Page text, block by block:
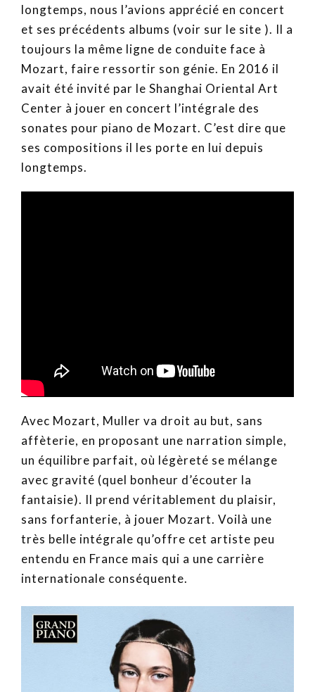
longtemps, nous l’avions apprécié en concert
et ses précédents albums (voir sur le site ). Il a
toujours la même ligne de conduite face à
Mozart, faire ressortir son génie. En 2016 il
avait été invité par le Shanghai Oriental Art
Center à jouer en concert l’intégrale des
sonates pour piano de Mozart. C’est dire que
ses compositions il les porte en lui depuis
longtemps.
Avec Mozart, Muller va droit au but, sans
affèterie, en proposant une narration simple,
un équilibre parfait, où légèreté se mélange
avec gravité (quel bonheur d’écouter la
fantaisie). Il prend véritablement du plaisir,
sans forfanterie, à jouer Mozart. Voilà une
très belle intégrale qu’offre cet artiste peu
entendu en France mais qui a une carrière
internationale conséquente.